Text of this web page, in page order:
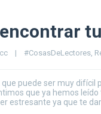
| #CosasDeLectores,
que puede ser muy
que ya hemos
estresante ya que te